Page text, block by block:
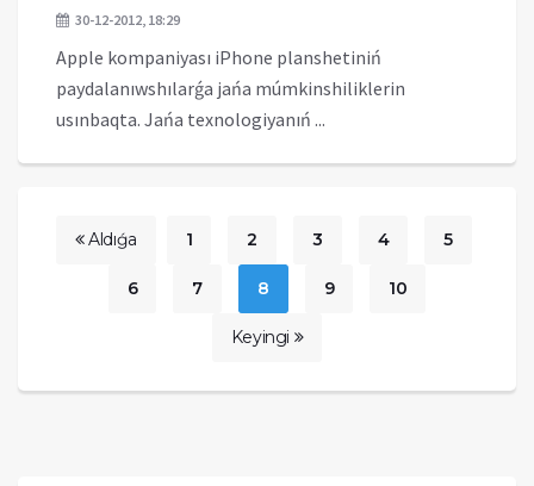
30-12-2012, 18:29
Apple kompaniyası iPhone planshetiniń
paydalanıwshılarǵa jańa múmkinshiliklerin
usınbaqta. Jańa texnologiyanıń ...
Aldıǵa 1 2 3 4 5
6 7 8 9 10
Keyingi